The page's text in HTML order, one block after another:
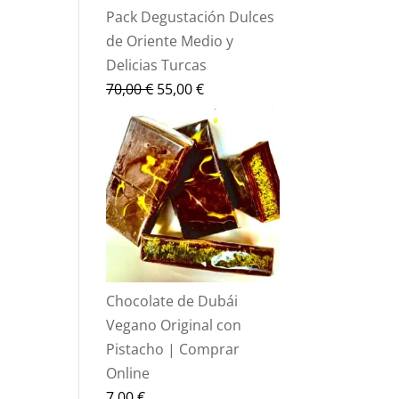
Pack Degustación Dulces
de Oriente Medio y
Delicias Turcas
70,00€ El
original
era:
70,00 €.
55,00€El
precio
actual
es:
55,00 €.
Chocolate de Dubái
Vegano Original con
Pistacho | Comprar
Online